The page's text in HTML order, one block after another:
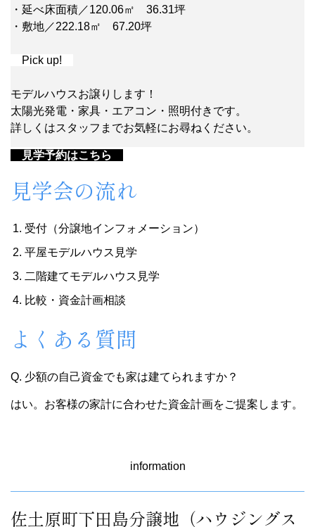
・延べ床面積／120.06㎡ 36.31坪
・敷地／222.18㎡ 67.20坪
Pick up!
モデルハウスお譲りします！
太陽光発電・家具・エアコン・照明付きです。
詳しくはスタッフまでお気軽にお尋ねください。
見学予約はこちら
見学会の流れ
受付（分譲地インフォメーション）
平屋モデルハウス見学
二階建てモデルハウス見学
比較・資金計画相談
よくある質問
Q. 少額の自己資金でも家は建てられますか？
はい。お客様の家計に合わせた資金計画をご提案します。
information
佐土原町下田島分譲地（ハウジングス